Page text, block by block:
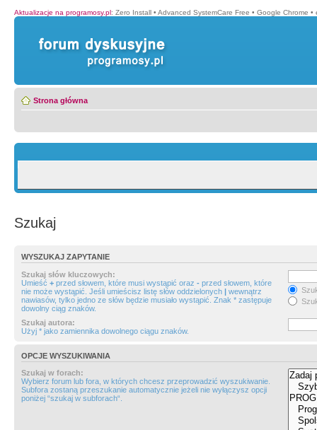
Aktualizacje na programosy.pl: Zero Install • Advanced SystemCare Free • Google Chrome •
Strona główna
Szukaj
WYSZUKAJ ZAPYTANIE
Szukaj słów kluczowych:
Umieść + przed słowem, które musi wystąpić oraz - przed słowem, które
nie może wystąpić. Jeśli umieścisz listę słów oddzielonych | wewnątrz
nawiasów, tylko jedno ze słów będzie musiało wystąpić. Znak * zastępuje
dowolny ciąg znaków.
Szukaj autora:
Użyj * jako zamiennika dowolnego ciągu znaków.
OPCJE WYSZUKIWANIA
Szukaj w forach:
Wybierz forum lub fora, w których chcesz przeprowadzić wyszukiwanie.
Subfora zostaną przeszukanie automatycznie jeżeli nie wyłączysz opcji
poniżej “szukaj w subforach“.